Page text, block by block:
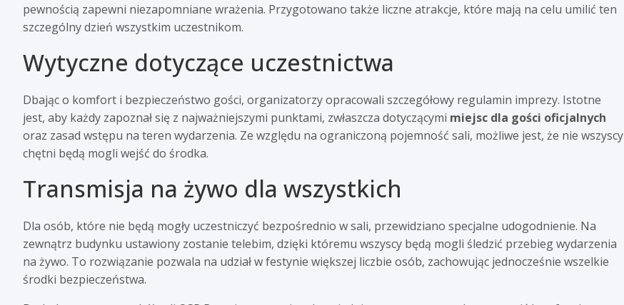
pewnością zapewni niezapomniane wrażenia. Przygotowano także liczne atrakcje, które mają na celu umilić ten
szczególny dzień wszystkim uczestnikom.
Wytyczne dotyczące uczestnictwa
Dbając o komfort i bezpieczeństwo gości, organizatorzy opracowali szczegółowy regulamin imprezy. Istotne
jest, aby każdy zapoznał się z najważniejszymi punktami, zwłaszcza dotyczącymi miejsc dla gości oficjalnych
oraz zasad wstępu na teren wydarzenia. Ze względu na ograniczoną pojemność sali, możliwe jest, że nie wszyscy
chętni będą mogli wejść do środka.
Transmisja na żywo dla wszystkich
Dla osób, które nie będą mogły uczestniczyć bezpośrednio w sali, przewidziano specjalne udogodnienie. Na
zewnątrz budynku ustawiony zostanie telebim, dzięki któremu wszyscy będą mogli śledzić przebieg wydarzenia
na żywo. To rozwiązanie pozwala na udział w festynie większej liczbie osób, zachowując jednocześnie wszelkie
środki bezpieczeństwa.